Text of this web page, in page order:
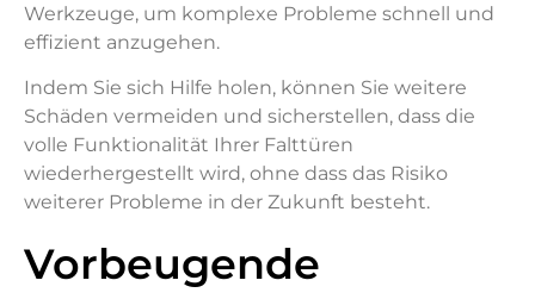
Werkzeuge, um komplexe Probleme schnell und
effizient anzugehen.
Indem Sie sich Hilfe holen, können Sie weitere
Schäden vermeiden und sicherstellen, dass die
volle Funktionalität Ihrer Falttüren
wiederhergestellt wird, ohne dass das Risiko
weiterer Probleme in der Zukunft besteht.
Vorbeugende